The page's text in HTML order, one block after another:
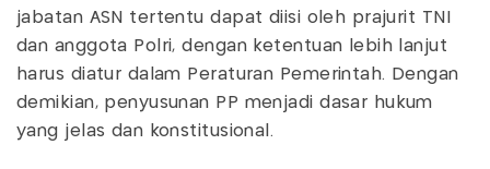
jabatan ASN tertentu dapat diisi oleh prajurit TNI
dan anggota Polri, dengan ketentuan lebih lanjut
harus diatur dalam Peraturan Pemerintah. Dengan
demikian, penyusunan PP menjadi dasar hukum
yang jelas dan konstitusional.